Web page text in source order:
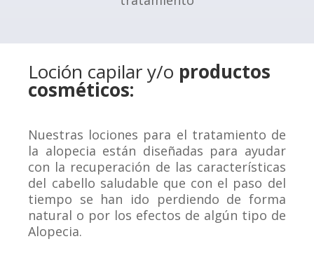
Loción capilar y/o productos
cosméticos:
Nuestras lociones para el tratamiento de
la alopecia están diseñadas para ayudar
con la recuperación de las características
del cabello saludable que con el paso del
tiempo se han ido perdiendo de forma
natural o por los efectos de algún tipo de
Alopecia.